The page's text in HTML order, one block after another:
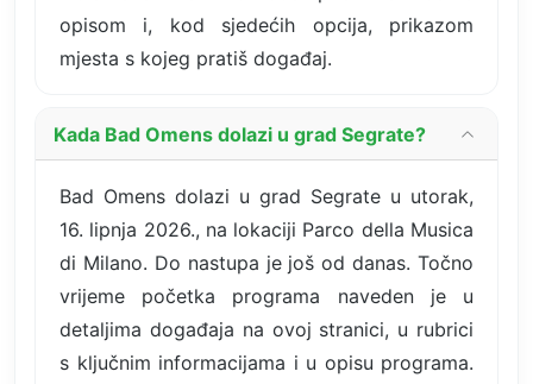
opisom i, kod sjedećih opcija, prikazom
mjesta s kojeg pratiš događaj.
Kada Bad Omens dolazi u grad Segrate?
Bad Omens dolazi u grad Segrate u utorak,
16. lipnja 2026., na lokaciji Parco della Musica
di Milano. Do nastupa je još od danas. Točno
vrijeme početka programa naveden je u
detaljima događaja na ovoj stranici, u rubrici
s ključnim informacijama i u opisu programa.